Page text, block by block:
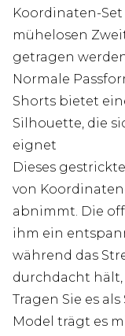
Koordinaten-
mühelosen
getragen
Normale
Shorts bietet
Silhouette, die
eignet
Dieses
von
abnimmt. Die
ihm ein
während das
durchdacht
Tragen Sie es
Model trägt es